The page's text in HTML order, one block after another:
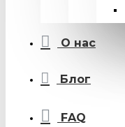
О нас
Блог
FAQ